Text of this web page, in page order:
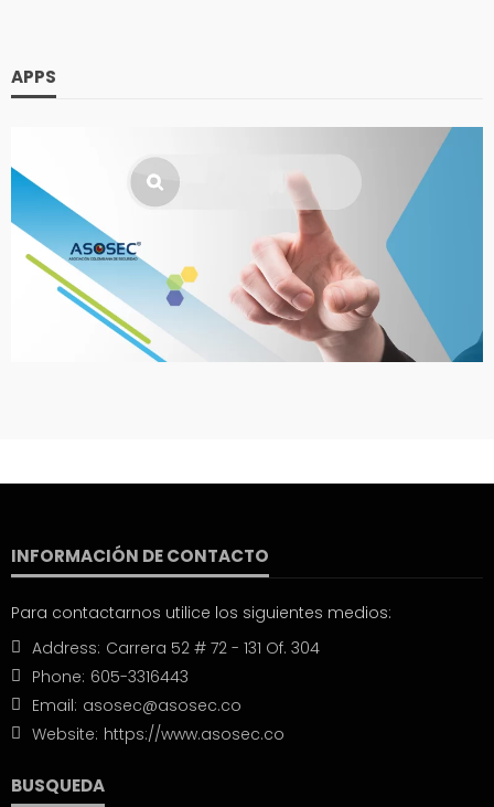
APPS
INFORMACIÓN DE CONTACTO
Para contactarnos utilice los siguientes medios:
Address: Carrera 52 # 72 - 131 Of. 304
Phone: 605-3316443
Email: asosec@asosec.co
Website: https://www.asosec.co
BUSQUEDA